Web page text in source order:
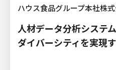
ハウス食品グループ本社株
人材データ分析システ
ダイバーシティを実現